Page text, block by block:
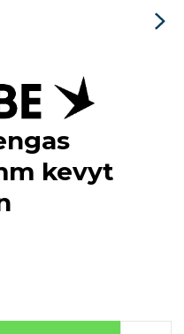
kevyt